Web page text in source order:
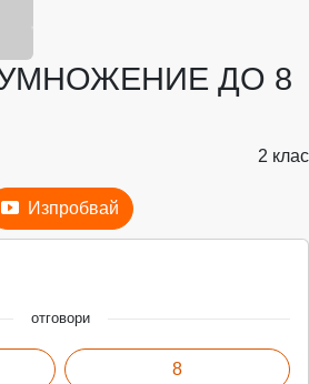
ДО 8
2 клас
Изпробвай
отговори
8